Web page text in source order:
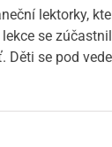
lektorky,
se
Děti se pod